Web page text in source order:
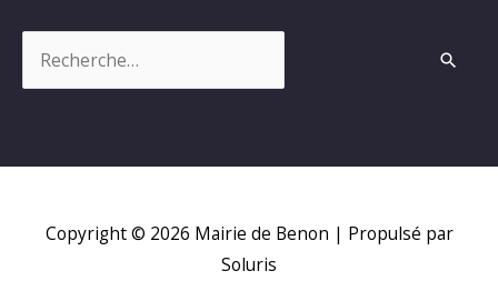
Copyright © 2026 Mairie de Benon | Propulsé par
Soluris